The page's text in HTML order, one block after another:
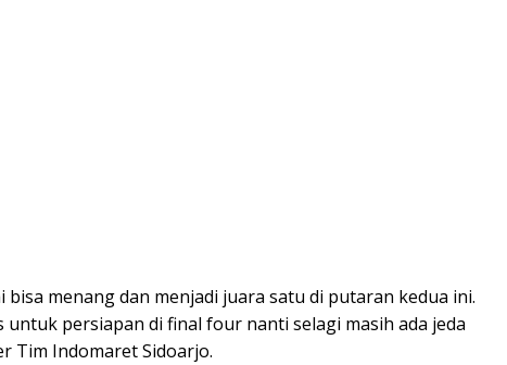
bisa menang dan menjadi juara satu di putaran kedua ini.
persiapan di final four nanti selagi masih ada jeda
Tim Indomaret Sidoarjo.